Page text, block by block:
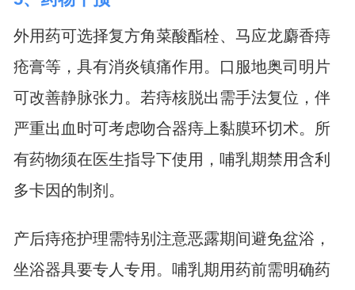
外用药可选择复方角菜酸酯栓、马应龙麝香痔
疮膏等，具有消炎镇痛作用。口服地奥司明片
可改善静脉张力。若痔核脱出需手法复位，伴
严重出血时可考虑吻合器痔上黏膜环切术。所
有药物须在医生指导下使用，哺乳期禁用含利
多卡因的制剂。
产后痔疮护理需特别注意恶露期间避免盆浴，
坐浴器具要专人专用。哺乳期用药前需明确药